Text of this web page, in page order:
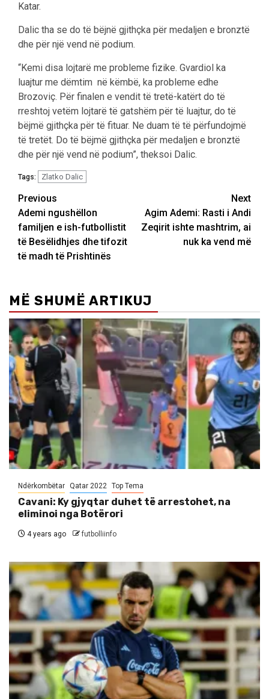
Katar.
Dalic tha se do të bëjnë gjithçka për medaljen e bronztë
dhe për një vend në podium.
“Kemi disa lojtarë me probleme fizike. Gvardiol ka
luajtur me dëmtim në këmbë, ka probleme edhe
Brozoviç. Për finalen e vendit të tretë-katërt do të
rreshtoj vetëm lojtarë të gatshëm për të luajtur, do të
bëjmë gjithçka për të fituar. Ne duam të të përfundojmë
të tretët. Do të bëjmë gjithçka për medaljen e bronztë
dhe për një vend në podium”, theksoi Dalic.
Tags: Zlatko Dalic
Post
navigation
Previous
Ademi ngushëllon
familjen e ish-futbollistit
të Besëlidhjes dhe tifozit
të madh të Prishtinës
Next
Agim Ademi: Rasti i Andi
Zeqirit ishte mashtrim, ai
nuk ka vend më
MË SHUMË ARTIKUJ
Ndërkombëtar Qatar 2022 Top Tema
Cavani: Ky gjyqtar duhet të arrestohet, na
eliminoi nga Botërori
4 years ago futbolliinfo